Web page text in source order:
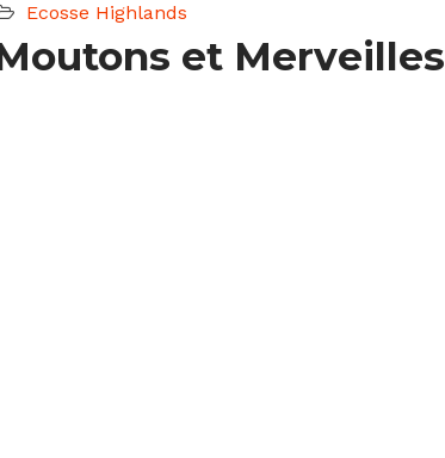
Ecosse Highlands
et Merveilles